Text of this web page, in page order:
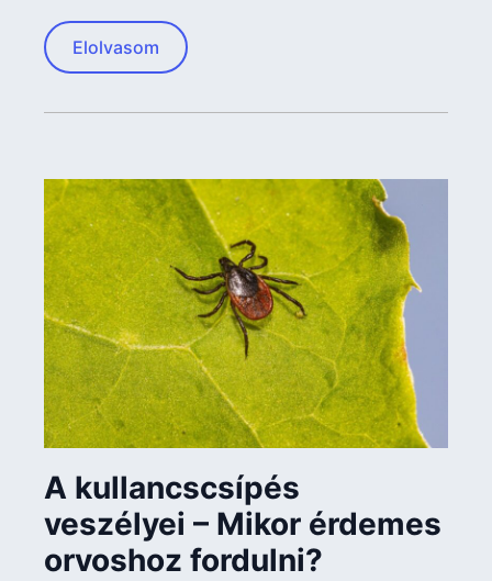
Elolvasom
A kullancscsípés
veszélyei – Mikor érdemes
orvoshoz fordulni?